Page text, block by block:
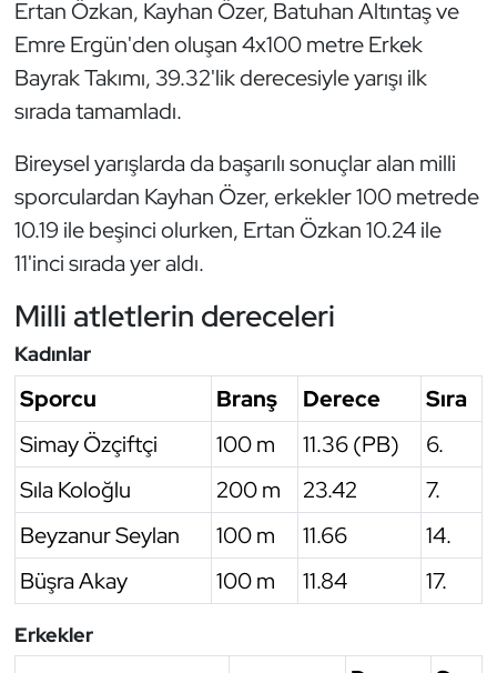
Ertan Özkan, Kayhan Özer, Batuhan Altıntaş ve
Emre Ergün'den oluşan 4x100 metre Erkek
Bayrak Takımı, 39.32'lik derecesiyle yarışı ilk
sırada tamamladı.
Bireysel yarışlarda da başarılı sonuçlar alan milli
sporculardan Kayhan Özer, erkekler 100 metrede
10.19 ile beşinci olurken, Ertan Özkan 10.24 ile
11'inci sırada yer aldı.
Milli atletlerin dereceleri
Kadınlar
Sporcu Branş Derece
Sıra
Simay Özçiftçi
100 m 11.36 (PB)
6.
Sıla Koloğlu
200 m 23.42
7.
Beyzanur Seylan
100 m 11.66
14.
Büşra Akay
100 m 11.84 17.
Erkekler
Muay Thai
Okçuluk
Optimist
Oryantiring
Özel Sporcular
Paralimpik
Ragbi
Satranç
Su Topu
Sualtı Sporları
Tekvando
Tenis